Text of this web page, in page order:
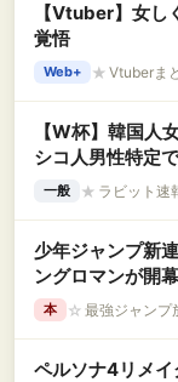
【Vtuber】女し
覚悟
Web+ ★ Vtuberま
【W杯】韓国人
シコ人男性特定
炎上wwww
一般 ★ ラビット
少年ジャンプ新
ングロマンが開
本 ☆ 最強ジャン
ペルソナ4リメ